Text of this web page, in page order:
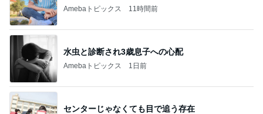
Amebaトピックス 11時間前
水虫と診断され3歳息子への心配
Amebaトピックス 1日前
センターじゃなくても目で追う存在